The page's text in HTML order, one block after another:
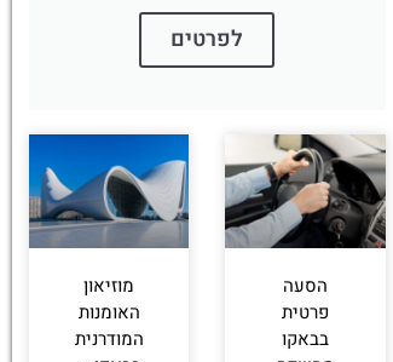
להזמנת חדר
לפרטים
הסעה
פרטית
בבאקו
מוזיאון
האומנות
המודרנית